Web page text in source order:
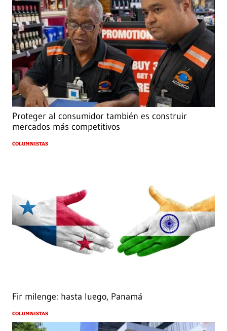
Proteger al consumidor también es construir
mercados más competitivos
COLUMNISTAS
Fir milenge: hasta luego, Panamá
COLUMNISTAS